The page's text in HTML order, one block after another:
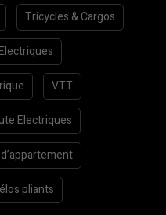
Tricycles & Cargos
VTT
Electriques
pliants